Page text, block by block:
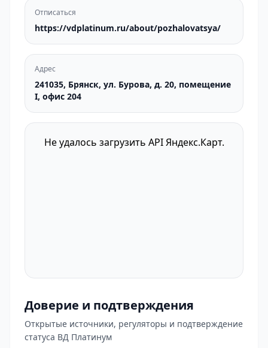
Отписаться
https://vdplatinum.ru/about/pozhalovatsya/
Адрес
241035, Брянск, ул. Бурова, д. 20, помещение
I, офис 204
Не удалось загрузить API Яндекс.Карт.
Доверие и подтверждения
Открытые источники, регуляторы и подтверждение
статуса ВД Платинум